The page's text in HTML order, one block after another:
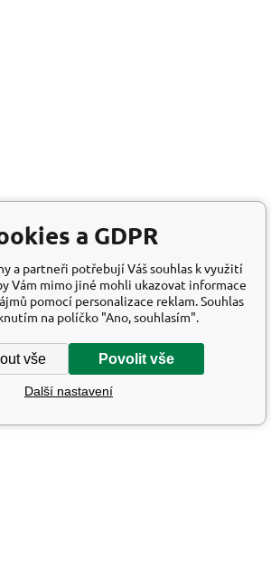
a GDPR
a partneři potřebují Váš souhlas k využití
Vám mimo jiné mohli ukazovat informace
pomocí personalizace reklam. Souhlas
na políčko "Ano, souhlasím".
vše Povolit vše
Další nastavení